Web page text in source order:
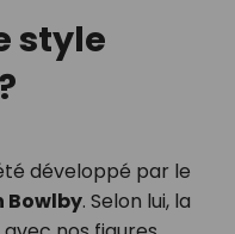
style
développé par le
Bowlby. Selon lui, la